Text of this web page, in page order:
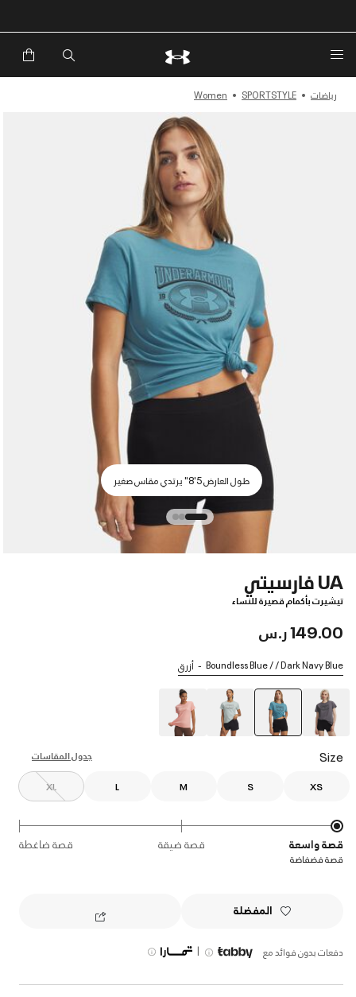
رياضات SPORTSTYLE
Women
طول العارض 5'8" يرتدي مقاس صغير
UA فارسيتي
تيشيرت بأكمام قصيرة للنساء
149.00 ر.س
Boundless Blue / / Dark Navy Blue أزرق
Size جدول المقاسات
XS
S
M
L
XL
قصة واسعة قصة ضيقة قصة ضاغطة
قصة فضفاضة
المفضلة
دفعات بدون فوائد مع |